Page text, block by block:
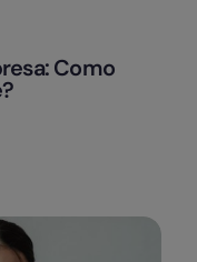
Como